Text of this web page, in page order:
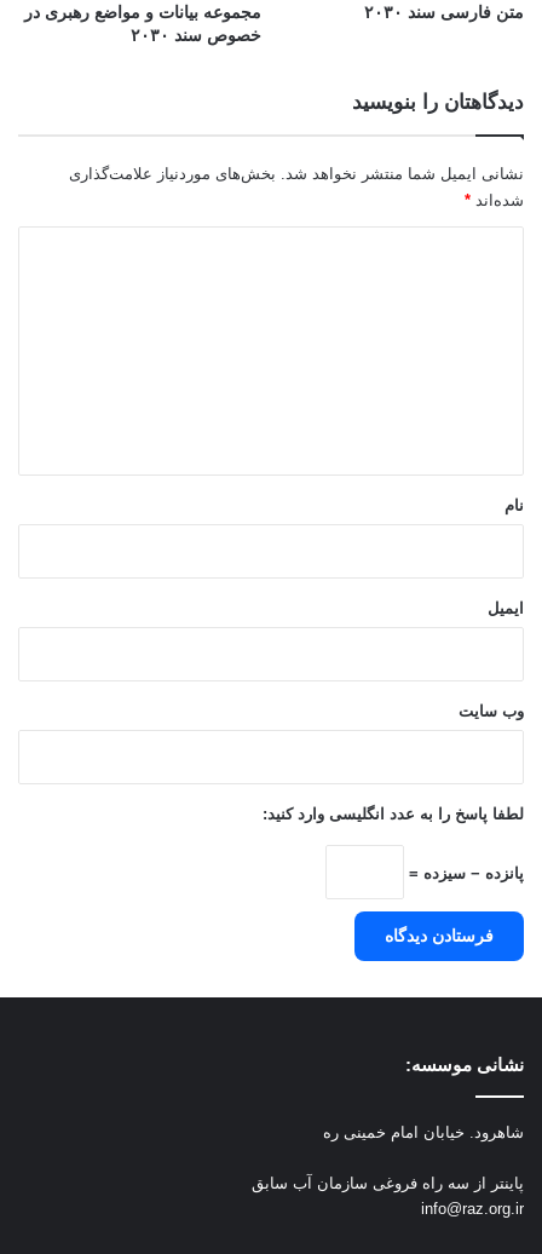
متن فارسی سند ۲۰۳۰
مجموعه بیانات و مواضع رهبری در
خصوص سند ۲۰۳۰
دیدگاهتان را بنویسید
نشانی ایمیل شما منتشر نخواهد شد.
بخش‌های موردنیاز علامت‌گذاری
شده‌اند *
نام
ایمیل
وب‌ سایت
لطفا پاسخ را به عدد انگلیسی وارد کنید:
پانزده − سیزده =
نشانی موسسه:
شاهرود. خیابان امام خمینی ره
پاینتر از سه راه فروغی سازمان آب سابق
info@raz.org.ir